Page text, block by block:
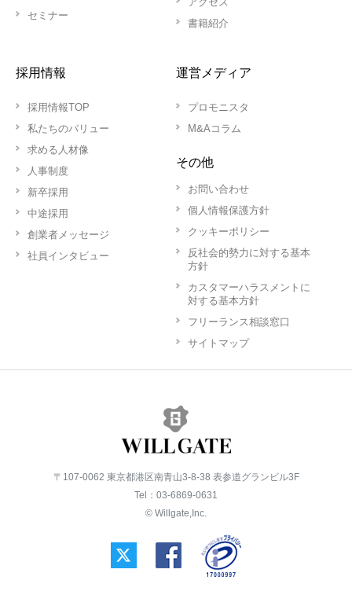
セミナー
書籍紹介
採用情報
採用情報TOP
私たちのバリュー
求める人材像
人事制度
新卒採用
中途採用
創業者メッセージ
社員インタビュー
運営メディア
プロモニスタ
M&Aコラム
その他
お問い合わせ
個人情報保護方針
クッキーポリシー
反社会的勢力に対する基本
方針
カスタマーハラスメントに
対する基本方針
フリーランス相談窓口
サイトマップ
〒107-0062 東京都港区南青山3-8-38 表参道グランビル3F
Tel：03-6869-0631
© Willgate,Inc.